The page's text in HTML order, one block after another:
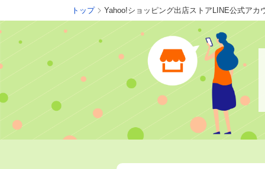
トップ Yahoo!ショッピング出店ストアLINE公式アカ